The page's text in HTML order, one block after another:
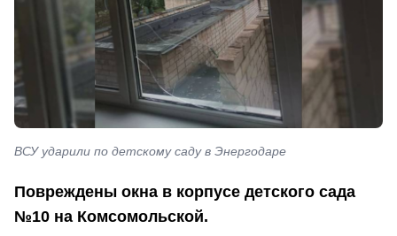
ВСУ ударили по детскому саду в Энергодаре
Повреждены окна в корпусе детского сада
№10 на Комсомольской.